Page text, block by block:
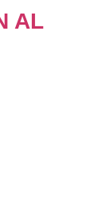
AL